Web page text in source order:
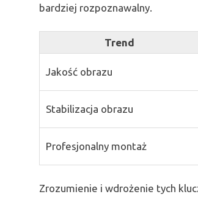
bardziej rozpoznawalny.
Trend
Jakość obrazu
Stabilizacja obrazu
Profesjonalny montaż
Zrozumienie i wdrożenie tych